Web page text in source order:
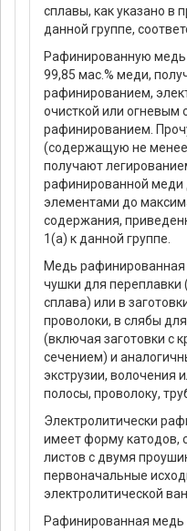
сплавы, как указано в
данной группе,
Рафинированную
99,85 мас.% меди,
рафинированием,
очисткой или огневым
рафинированием.
(содержащую не
получают
рафинированной меди
элементами до
содержания,
1(а) к данной группе.
Медь рафинированная
чушки для переплавки
сплава) или в
проволоки, в слябы
(включая заготовки с
сечением) и
экструзии, волочения
полосы, проволоку,
Электролитически
имеет форму катодов,
листов с двумя
первоначальные
электролитической
Рафинированная